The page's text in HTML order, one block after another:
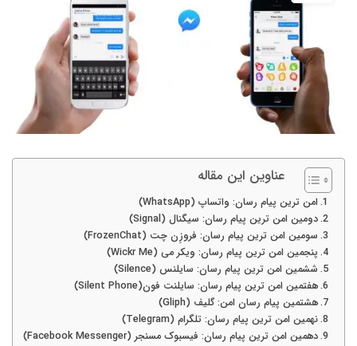
عناوین این مقاله
امن ترین پیام رسان: واتساپ (WhatsApp)
دومین امن ترین پیام رسان: سیگنال (Signal)
سومین امن ترین پیام رسان: فروزِن چت (FrozenChat)
پنجمین امن ترین پیام رسان: ویکر می (Wickr Me)
ششمین امن ترین پیام رسان: سایلنس (Silence)
هفتمین امن ترین پیام رسان: سایلنت فون(Silent Phone)
هشتمین پیام رسان امن: گلیف (Gliph)
نهمین امن ترین پیام رسان: تلگرام (Telegram)
دهمین امن ترین پیام رسان: فیسبوک مسنجر (Facebook Messenger)